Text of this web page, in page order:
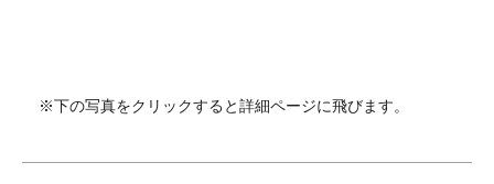
※下の写真をクリックすると詳細ページに飛びます。